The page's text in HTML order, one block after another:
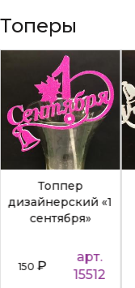
Топеры
Топпер
дизайнерский «1
сентября»
150₽
арт.
15512